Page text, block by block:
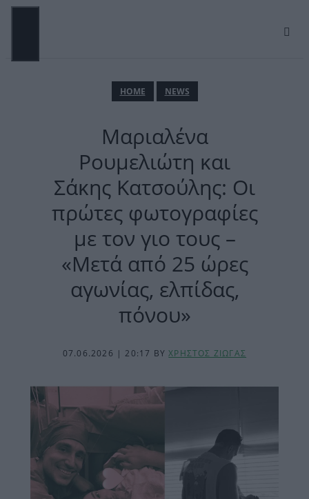
Μετάβαση
ΗΟΜΕ NEWS
Μαριαλένα
Ρουμελιώτη και
Σάκης Κατσούλης: Οι
πρώτες φωτογραφίες
με τον γιο τους –
«Μετά από 25 ώρες
αγωνίας, ελπίδας,
πόνου»
07.06.2026 | 20:17 BYΧΡΗΣΤΟΣ ΖΙΩΓΑΣ